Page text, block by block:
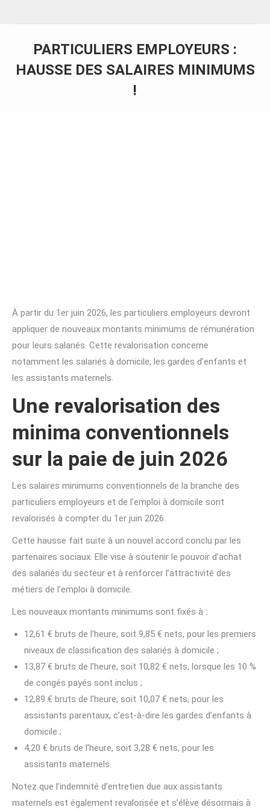
PARTICULIERS EMPLOYEURS :
HAUSSE DES SALAIRES MINIMUMS
!
À partir du 1er juin 2026, les particuliers employeurs devront
appliquer de nouveaux montants minimums de rémunération
pour leurs salariés. Cette revalorisation concerne
notamment les salariés à domicile, les gardes d’enfants et
les assistants maternels.
Une revalorisation des
minima conventionnels
sur la paie de juin 2026
Les salaires minimums conventionnels de la branche des
particuliers employeurs et de l’emploi à domicile sont
revalorisés à compter du 1er juin 2026.
Cette hausse fait suite à un nouvel accord conclu par les
partenaires sociaux. Elle vise à soutenir le pouvoir d’achat
des salariés du secteur et à renforcer l’attractivité des
métiers de l’emploi à domicile.
Les nouveaux montants minimums sont fixés à :
12,61 € bruts de l’heure, soit 9,85 € nets, pour les premiers
niveaux de classification des salariés à domicile ;
13,87 € bruts de l’heure, soit 10,82 € nets, lorsque les 10 %
de congés payés sont inclus ;
12,89 € bruts de l’heure, soit 10,07 € nets, pour les
assistants parentaux, c’est-à-dire les gardes d’enfants à
domicile ;
4,20 € bruts de l’heure, soit 3,28 € nets, pour les
assistants maternels.
Notez que l’indemnité d’entretien due aux assistants
maternels est également revalorisée et s’élève désormais à